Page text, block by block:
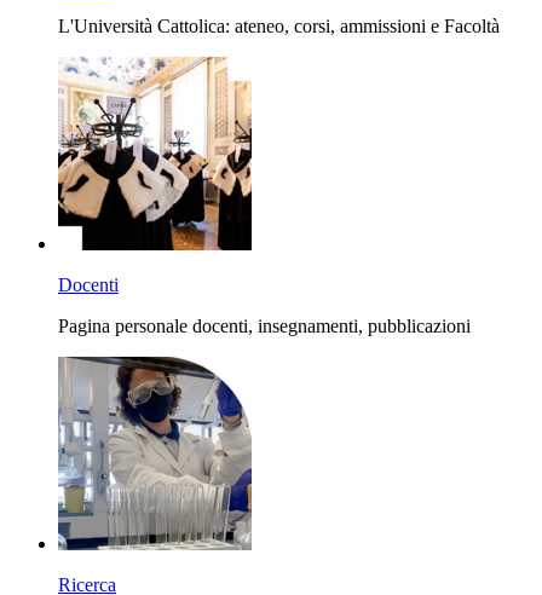
L'Università Cattolica: ateneo, corsi, ammissioni e Facoltà
Docenti
Pagina personale docenti, insegnamenti, pubblicazioni
Ricerca